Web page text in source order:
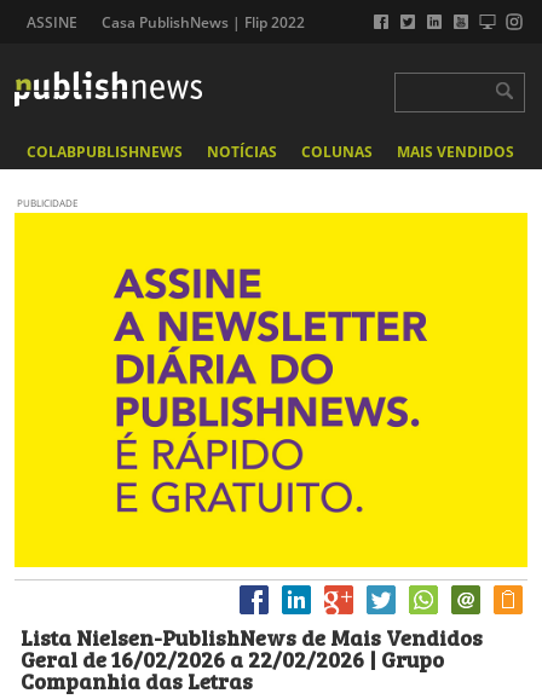
ASSINE Casa PublishNews | Flip 2022
COLABPUBLISHNEWS NOTÍCIAS COLUNAS MAIS VENDIDOS
PUBLICIDADE
Lista Nielsen-PublishNews de Mais Vendidos
Geral de 16/02/2026 a 22/02/2026 | Grupo
Companhia das Letras